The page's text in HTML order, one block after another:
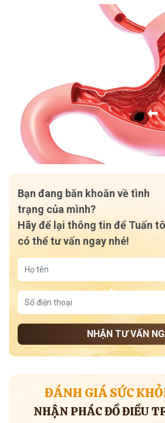
Bạn đang băn khoăn về tình
trạng của mình?
Hãy để lại thông tin để Tuấn
có thể tư vấn ngay nhé!
NHẬN TƯ VẤN
ĐÁNH GIÁ SỨC
NHẬN PHÁC ĐỒ ĐIỀU